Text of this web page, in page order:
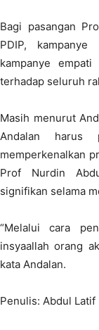
Bagi pasangan
PDIP,
kampanye
terhadap seluruh
Masih menurut
Andalan harus
memperkenalkan
Prof Nurdin
signifikan selama
“Melalui cara
insyaallah orang
kata Andalan.
Penulis: Abdul Latif